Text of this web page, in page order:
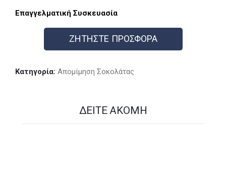
Επαγγελματική Συσκευασία
ΖΗΤΗΣΤΕ ΠΡΟΣΦΟΡΑ
Κατηγορία: Απομίμηση Σοκολάτας
ΔΕΊΤΕ ΑΚΌΜΗ